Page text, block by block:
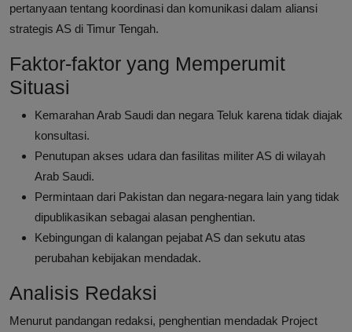
pertanyaan tentang koordinasi dan komunikasi dalam aliansi
strategis AS di Timur Tengah.
Faktor-faktor yang Memperumit
Situasi
Kemarahan Arab Saudi dan negara Teluk karena tidak diajak
konsultasi.
Penutupan akses udara dan fasilitas militer AS di wilayah
Arab Saudi.
Permintaan dari Pakistan dan negara-negara lain yang tidak
dipublikasikan sebagai alasan penghentian.
Kebingungan di kalangan pejabat AS dan sekutu atas
perubahan kebijakan mendadak.
Analisis Redaksi
Menurut pandangan redaksi, penghentian mendadak Project